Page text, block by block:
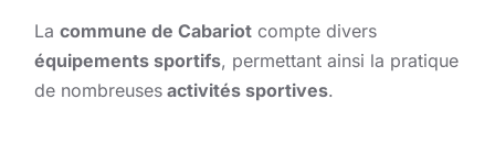
La commune de Cabariot compte divers
équipements sportifs, permettant ainsi la pratique
de nombreuses activités sportives.